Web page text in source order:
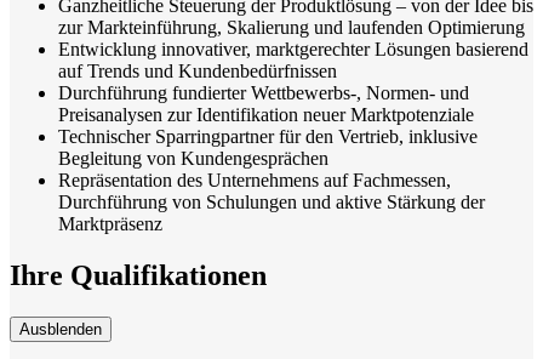
Ganzheitliche Steuerung der Produktlösung – von der Idee bis
zur Markteinführung, Skalierung und laufenden Optimierung
Entwicklung innovativer, marktgerechter Lösungen basierend
auf Trends und Kundenbedürfnissen
Durchführung fundierter Wettbewerbs-, Normen- und
Preisanalysen zur Identifikation neuer Marktpotenziale
Technischer Sparringpartner für den Vertrieb, inklusive
Begleitung von Kundengesprächen
Repräsentation des Unternehmens auf Fachmessen,
Durchführung von Schulungen und aktive Stärkung der
Marktpräsenz
Ihre Qualifikationen
Ausblenden